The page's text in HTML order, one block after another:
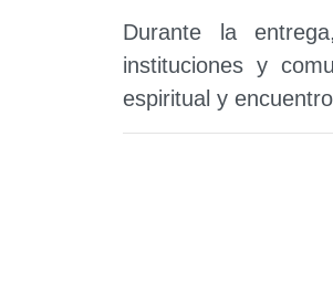
Durante la
instituciones y
espiritual y